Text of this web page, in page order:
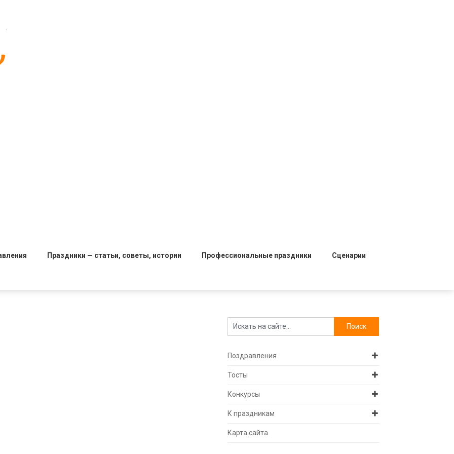
Праздники — статьи, советы, истории Профессиональные праздники Сценарии
Поздравления
Тосты
Конкурсы
К праздникам
Карта сайта